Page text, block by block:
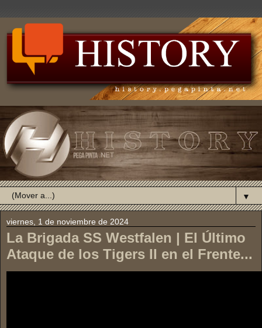
▼
viernes, 1 de noviembre de 2024
La Brigada SS Westfalen | El Último
Ataque de los Tigers II en el Frente...